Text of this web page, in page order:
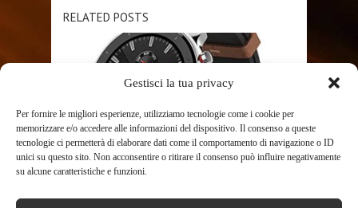
Gestisci la tua privacy
Per fornire le migliori esperienze, utilizziamo tecnologie come i cookie per
memorizzare e/o accedere alle informazioni del dispositivo. Il consenso a queste
tecnologie ci permetterà di elaborare dati come il comportamento di navigazione o ID
unici su questo sito. Non acconsentire o ritirare il consenso può influire negativamente
su alcune caratteristiche e funzioni.
RELATED POSTS
SHOP